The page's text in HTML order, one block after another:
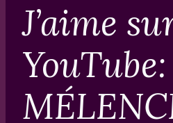
J’aime
YouTube: